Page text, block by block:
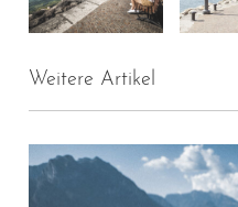
Weitere Artikel